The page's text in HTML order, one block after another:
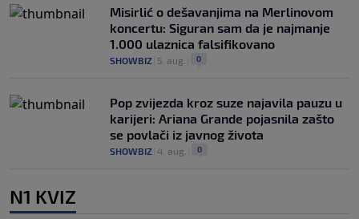
Misirlić o dešavanjima na Merlinovom
koncertu: Siguran sam da je najmanje
1.000 ulaznica falsifikovano
SHOWBIZ 5. aug. 0
Pop zvijezda kroz suze najavila pauzu u
karijeri: Ariana Grande pojasnila zašto
se povlači iz javnog života
SHOWBIZ 4. aug. 0
N1 KVIZ